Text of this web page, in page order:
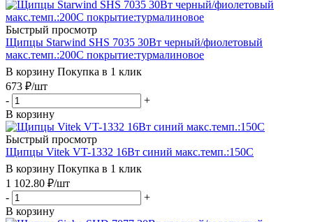
Быстрый просмотр
Щипцы Starwind SHS 7035 30Вт черный/фиолетовый
макс.темп.:200С покрытие:турмалиновое
В корзину Покупка в 1 клик
673 ₽/шт
-
+
В корзину
Быстрый просмотр
Щипцы Vitek VT-1332 16Вт синий макс.темп.:150С
В корзину Покупка в 1 клик
1 102.80 ₽/шт
-
+
В корзину